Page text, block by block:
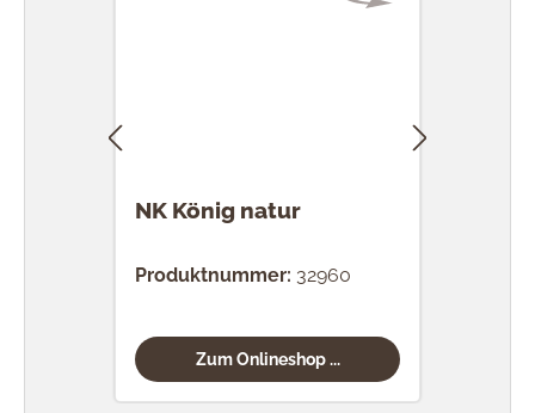
NK König natur
Produktnummer: 32960
Zum Onlineshop ...